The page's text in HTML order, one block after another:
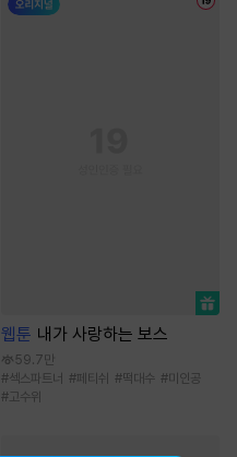
웹툰 내가 사랑하는 보스
59.7만
#섹스파트너 #페티쉬 #떡대수 #미인공
#고수위